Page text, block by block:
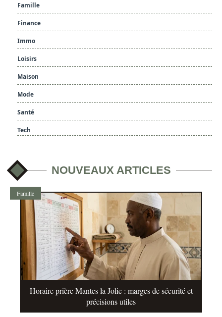
Famille
Finance
Immo
Loisirs
Maison
Mode
Santé
Tech
NOUVEAUX ARTICLES
Famille
Horaire prière Mantes la Jolie : marges de sécurité et
précisions utiles